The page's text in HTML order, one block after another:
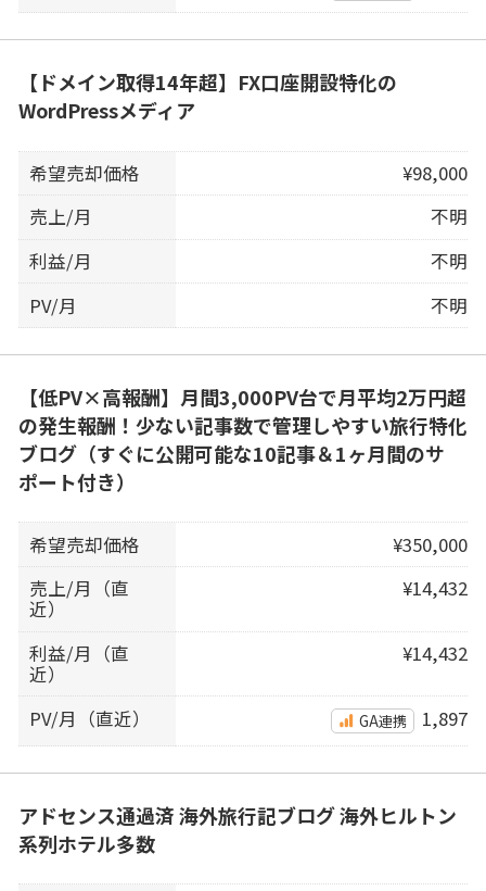
【ドメイン取得14年超】FX口座開設特化の
WordPressメディア
希望売却価格
¥98,000
売上/月
不明
利益/月
不明
PV/月
不明
【低PV×高報酬】月間3,000PV台で月平均2万円超
の発生報酬！少ない記事数で管理しやすい旅行特化
ブログ（すぐに公開可能な10記事＆1ヶ月間のサ
ポート付き）
希望売却価格
¥350,000
売上/月（直
近）
¥14,432
利益/月（直
近）
¥14,432
PV/月（直近） GA連携 1,897
アドセンス通過済 海外旅行記ブログ 海外ヒルトン
系列ホテル多数